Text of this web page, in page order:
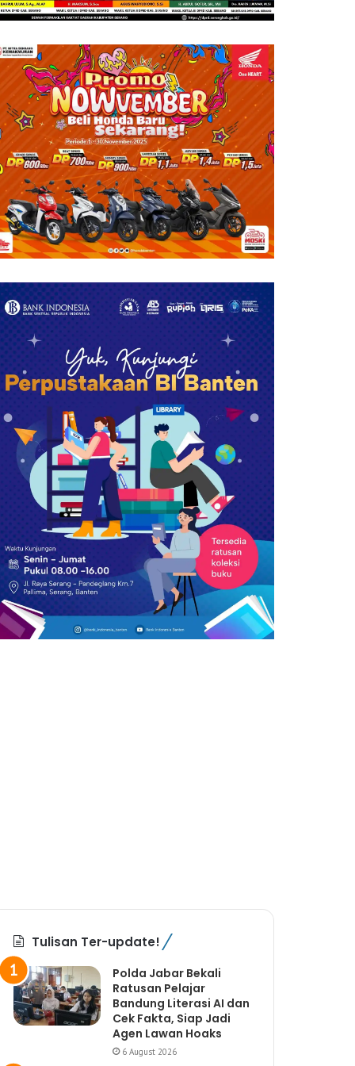
Tulisan Ter-update!
Polda Jabar Bekali
Ratusan Pelajar
Bandung Literasi AI dan
Cek Fakta, Siap Jadi
Agen Lawan Hoaks
6 August 2026